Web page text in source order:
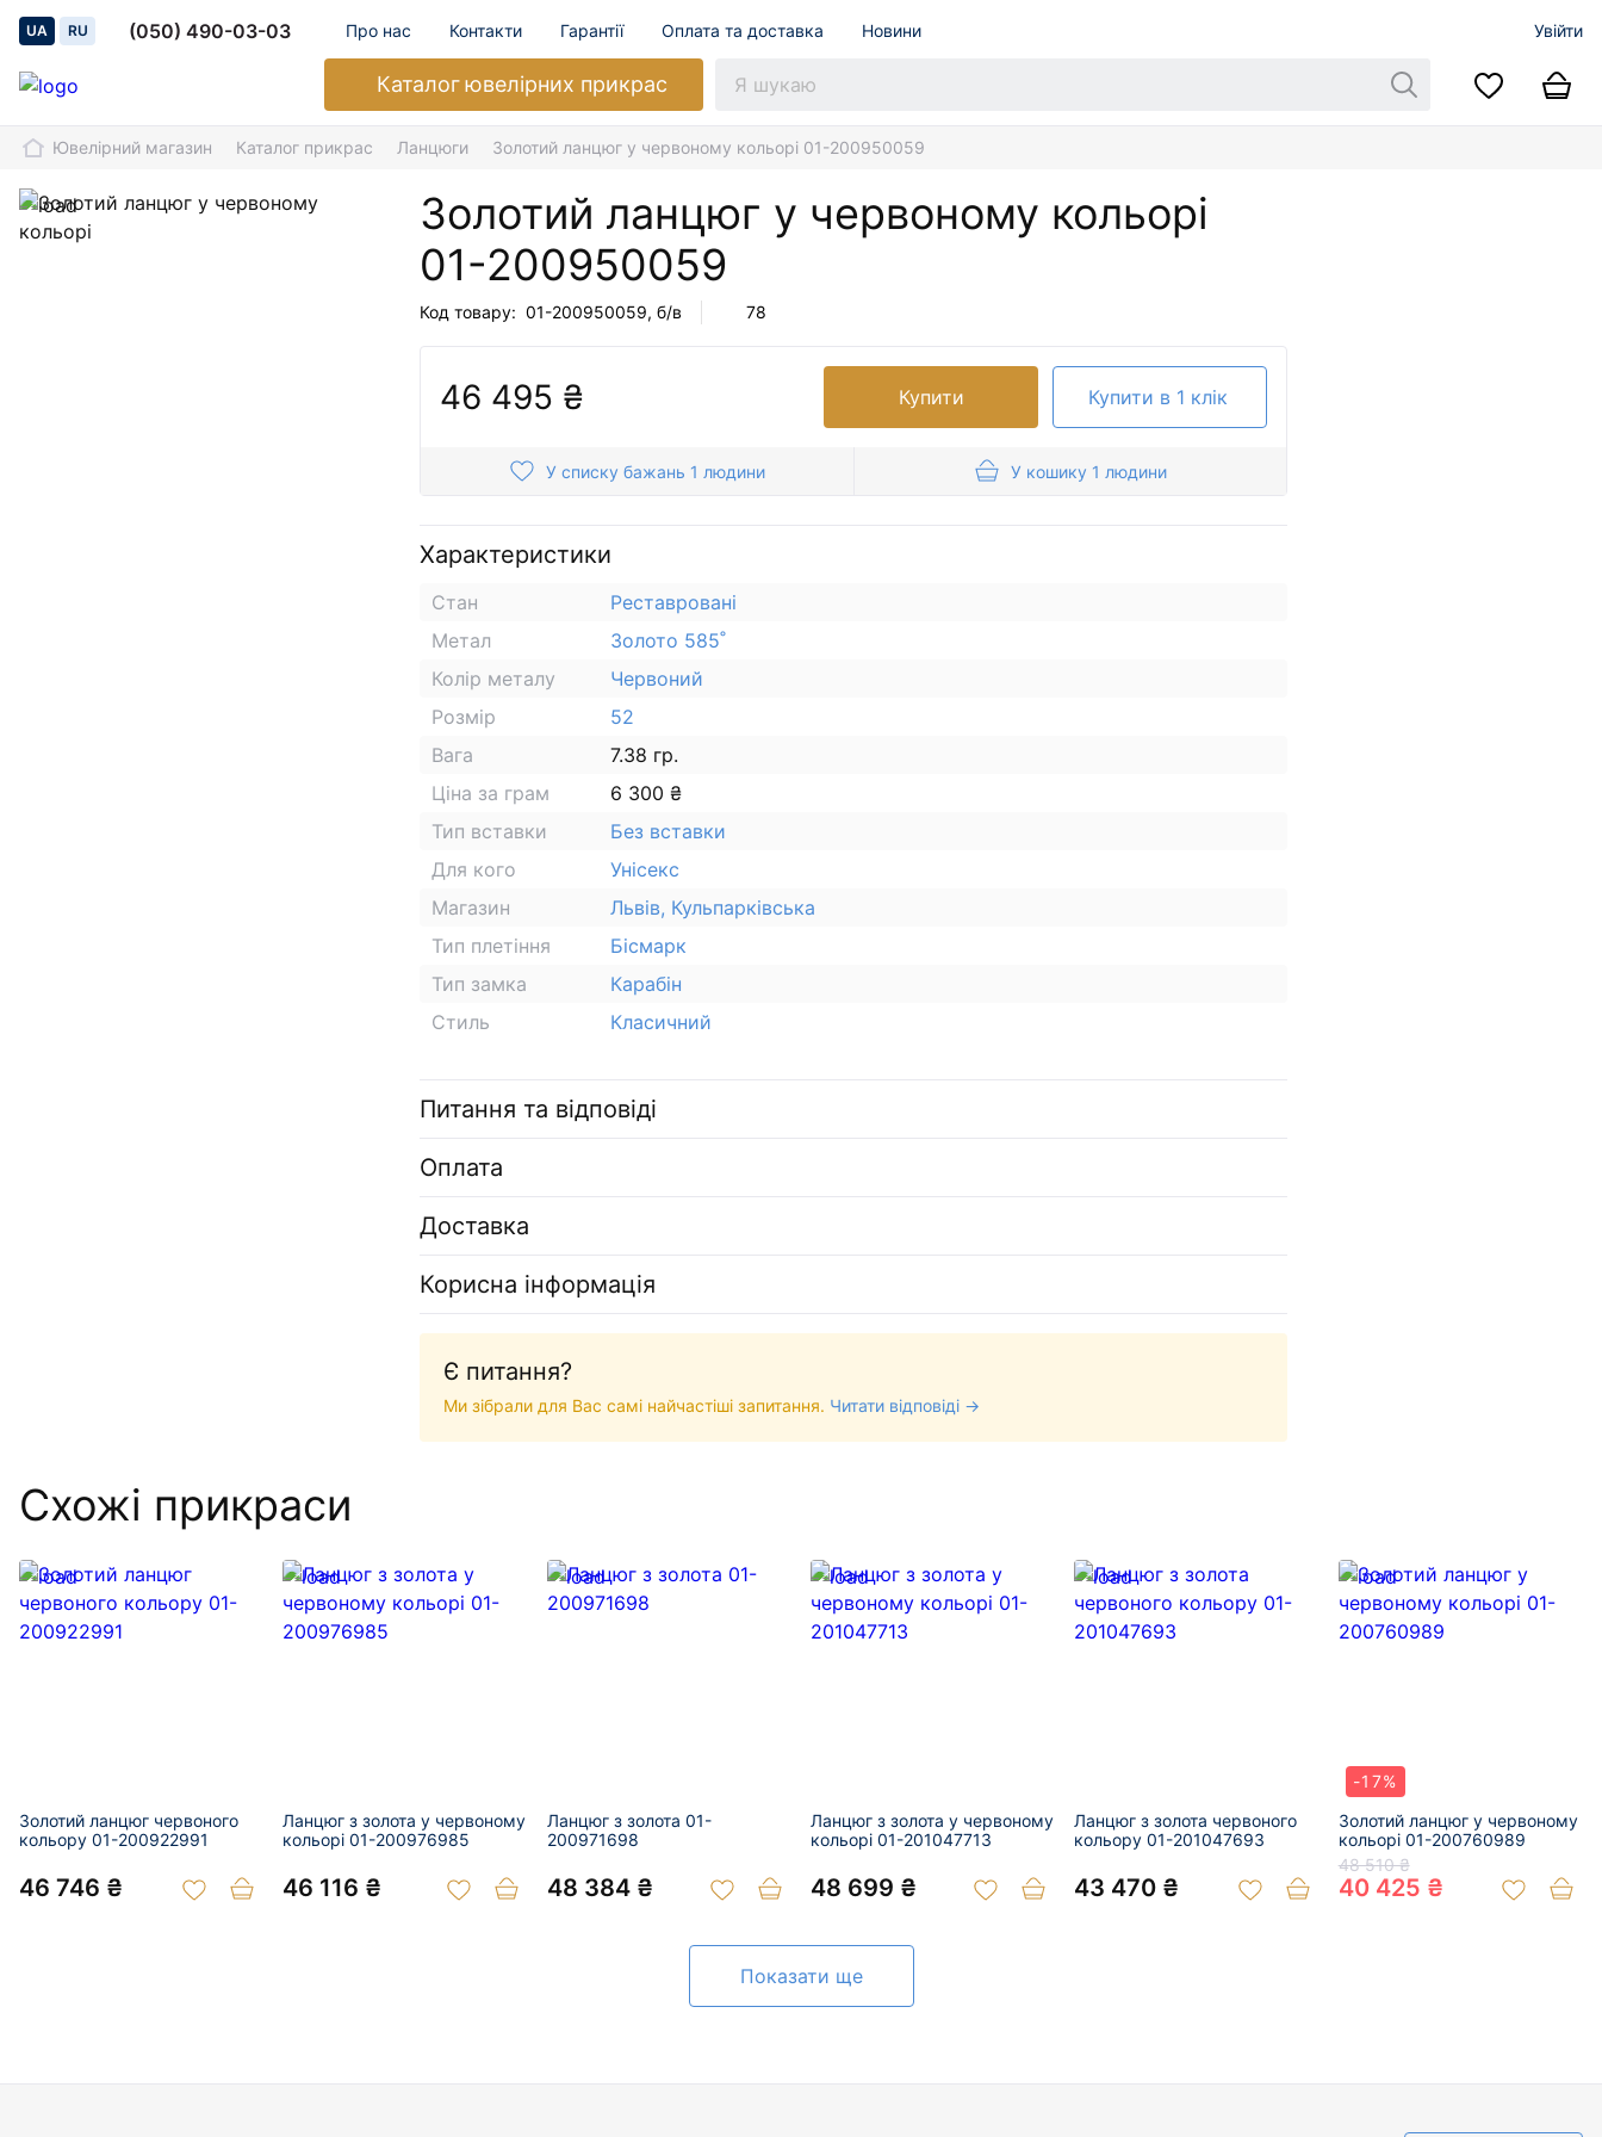
UA RU (050) 490-03-03 Про нас Контакти Гарантії Оплата та доставка Новини Увійти
Каталогювелірних прикрас
Ювелірний магазин Каталог прикрас Ланцюги Золотий ланцюг у червоному кольорі 01-200950059
Золотий ланцюг у червоному кольорі
01-200950059
Код товару: 01-200950059, б/в 78
46 495 ₴ Купити Купити в 1 клік
У списку бажань 1 людини У кошику 1 людини
Характеристики
Стан
Реставровані
Метал
Золото 585˚
Колір металу
Червоний
Розмір
52
Вага
7.38 гр.
Ціна за грам
6 300 ₴
Тип вставки
Без вставки
Для кого
Унісекс
Магазин
Львів, Кульпарківська
Тип плетіння
Бісмарк
Тип замка
Карабін
Стиль
Класичний
Питання та відповіді
Оплата
Доставка
Корисна інформація
Є питання?
Ми зібрали для Вас самі найчастіші запитання. Читати відповіді →
Схожі прикраси
Золотий ланцюг червоного
кольору 01-200922991
46 746 ₴
Ланцюг з золота у червоному
кольорі 01-200976985
46 116 ₴
Ланцюг з золота 01-
200971698
48 384 ₴
Ланцюг з золота у червоному
кольорі 01-201047713
48 699 ₴
Ланцюг з золота червоного
кольору 01-201047693
43 470 ₴
-17%
Золотий ланцюг у червоному
кольорі 01-200760989
48 510 ₴
40 425 ₴
Показати ще